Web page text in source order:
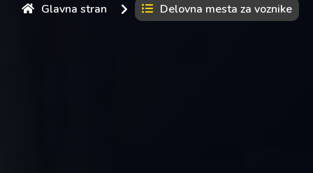
Glavna stran Delovna mesta za voznike